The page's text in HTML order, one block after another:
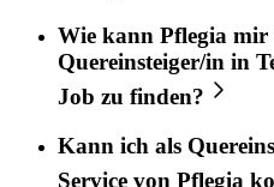
Wie kann Pflegia mir
Quereinsteiger/in in
Job zu finden?
Kann ich als
Service von Pflegia